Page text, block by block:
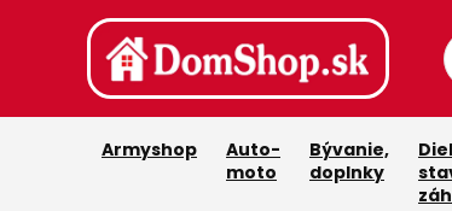
Armyshop
Auto-
moto
Bývanie,
doplnky